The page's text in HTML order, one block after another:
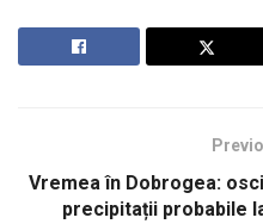
Vremea în Dobrogea:
precipitații probabile